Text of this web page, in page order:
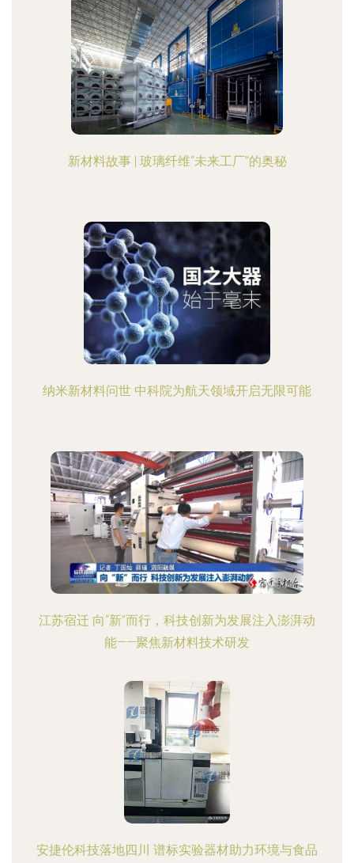
新材料故事 | 玻璃纤维“未来工厂”的奥秘
纳米新材料问世 中科院为航天领域开启无限可能
江苏宿迁 向“新”而行，科技创新为发展注入澎湃动
能——聚焦新材料技术研发
安捷伦科技落地四川 谱标实验器材助力环境与食品